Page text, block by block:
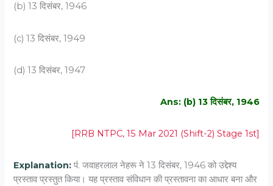
(b) 13 दिसंबर, 1946
(c) 13 दिसंबर, 1949
(d) 13 दिसंबर, 1947
Ans: (b) 13 दिसंबर, 1946
[RRB NTPC, 15 Mar 2021 (Shift-2) Stage 1st]
Explanation:पं. जवाहरलाल नेहरू ने 13 दिसंबर, 1946 को उद्देश्य
प्रस्ताव प्रस्तुत किया। यह प्रस्ताव संविधान की प्रस्तावना का आधार बना और